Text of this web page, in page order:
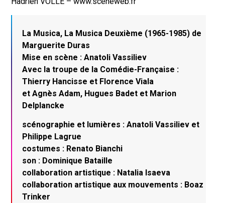
La Musica, La Musica Deuxième (1965-1985) de
Marguerite Duras
Mise en scène : Anatoli Vassiliev
Avec la troupe de la Comédie-Française :
Thierry Hancisse et Florence Viala
et Agnès Adam, Hugues Badet et Marion
Delplancke
scénographie et lumières : Anatoli Vassiliev et
Philippe Lagrue
costumes : Renato Bianchi
son : Dominique Bataille
collaboration artistique : Natalia Isaeva
collaboration artistique aux mouvements : Boaz
Trinker